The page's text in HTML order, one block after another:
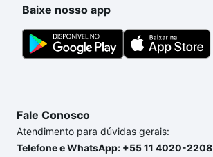
Baixe nosso app
Fale Conosco
Atendimento para dúvidas gerais:
Telefone e WhatsApp: +55 11 4020-2208